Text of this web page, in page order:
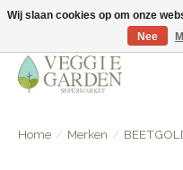
vegan & veggie products | free
Home / Merken /
Wij slaan cookies op om onze
Nee